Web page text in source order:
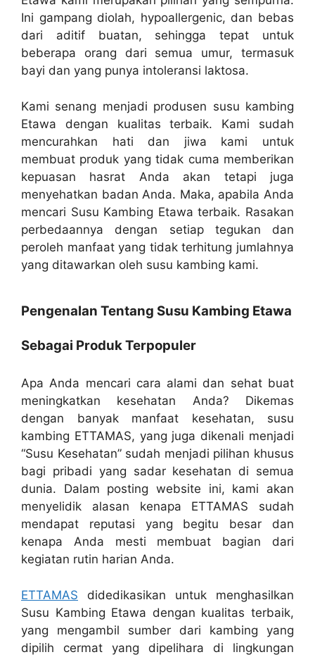
Ini gampang diolah, hypoallergenic, dan bebas
dari aditif buatan, sehingga tepat untuk
beberapa orang dari semua umur, termasuk
bayi dan yang punya intoleransi laktosa.
Kami senang menjadi produsen susu kambing
Etawa dengan kualitas terbaik. Kami sudah
mencurahkan hati dan jiwa kami untuk
membuat produk yang tidak cuma memberikan
kepuasan hasrat Anda akan tetapi juga
menyehatkan badan Anda. Maka, apabila Anda
mencari Susu Kambing Etawa terbaik. Rasakan
perbedaannya dengan setiap tegukan dan
peroleh manfaat yang tidak terhitung jumlahnya
yang ditawarkan oleh susu kambing kami.
Pengenalan Tentang Susu Kambing Etawa
Sebagai Produk Terpopuler
Apa Anda mencari cara alami dan sehat buat
meningkatkan kesehatan Anda? Dikemas
dengan banyak manfaat kesehatan, susu
kambing ETTAMAS, yang juga dikenali menjadi
“Susu Kesehatan” sudah menjadi pilihan khusus
bagi pribadi yang sadar kesehatan di semua
dunia. Dalam posting website ini, kami akan
menyelidik alasan kenapa ETTAMAS sudah
mendapat reputasi yang begitu besar dan
kenapa Anda mesti membuat bagian dari
kegiatan rutin harian Anda.
ETTAMAS didedikasikan untuk menghasilkan
Susu Kambing Etawa dengan kualitas terbaik,
yang mengambil sumber dari kambing yang
dipilih cermat yang dipelihara di lingkungan